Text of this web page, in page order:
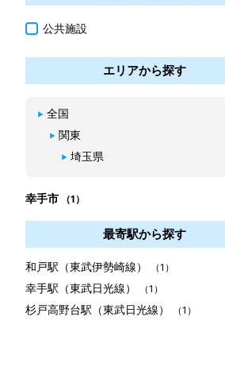
公共施設
エリアから探す
全国
関東
埼玉県
幸手市 （1）
最寄駅から探す
和戸駅（東武伊勢崎線） （1）
幸手駅（東武日光線） （1）
杉戸高野台駅（東武日光線） （1）